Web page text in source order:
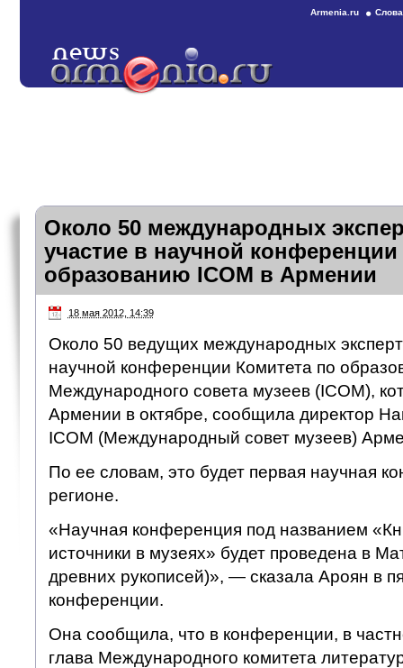
Armenia.ru
Около 50 международных
участие в научной
образованию ICOM в Армении
18 мая 2012, 14:39
Около 50 ведущих международных
научной конференции Комитета по
Международного совета музеев (ICOM),
Армении в октябре, сообщила директор
ICOM (Международный совет музеев)
По ее словам, это будет первая научная
регионе.
«Научная конференция под названием
источники в музеях» будет проведена в
древних рукописей)», — сказала Ароян в
конференции.
Она сообщила, что в конференции, в
глава Международного комитета